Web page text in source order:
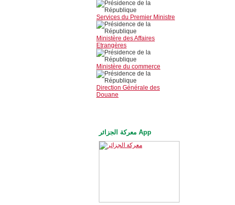
Services du Premier Ministre
Ministère des Affaires
Etrangères
Ministère du commerce
Direction Générale des
Douane
معركة الجزائر App